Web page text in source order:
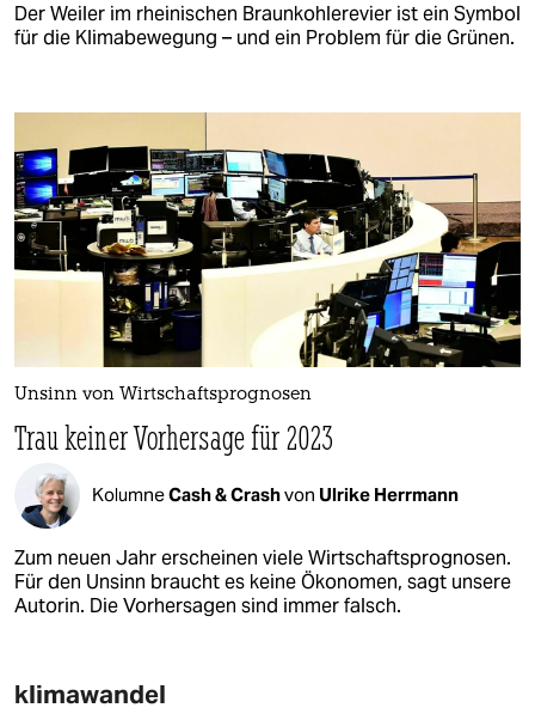
Der Weiler im rheinischen Braunkohlerevier ist ein Symbol
für die Klimabewegung – und ein Problem für die Grünen.
Unsinn von Wirtschaftsprognosen
Trau keiner Vorhersage für 2023
KolumneCash & Crashvon Ulrike Herrmann
Zum neuen Jahr erscheinen viele Wirtschaftsprognosen.
Für den Unsinn braucht es keine Ökonomen, sagt unsere
Autorin. Die Vorhersagen sind immer falsch.
klimawandel